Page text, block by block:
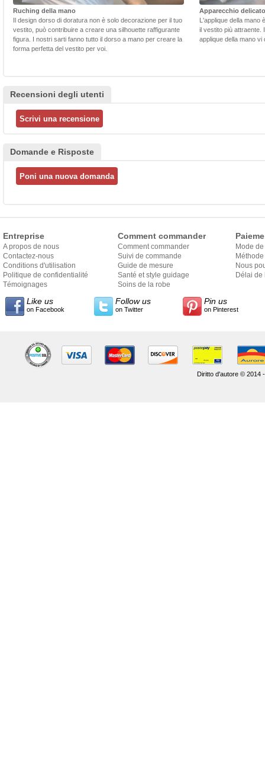
Ruching della mano
Il design dorso di doratura non è solo decorazione per il tuo
vestito, può contribuire a creare una silhouette raffigurante
figura. I nostri sarti fanno tutto il dorso a mano per creare la
forma perfetta del vestito per voi.
Apparecchio delicato
L'applique della
il vestito più attraente.
applique della mano
Recensioni degli utenti
Domande e Risposte
Entreprise
A propos de nous
Contactez-nous
Conditions d'utilisation
Politique de confidentialité
Témoignages
Comment commander
Comment commander
Suivi de commande
Guide de mesure
Santé et style guidage
Soins de la robe
Mode
Nous
Délai de
Like us
on Facebook
Follow us
on Twitter
Pin us
on Pinterest
Diritto d'autore © 2014